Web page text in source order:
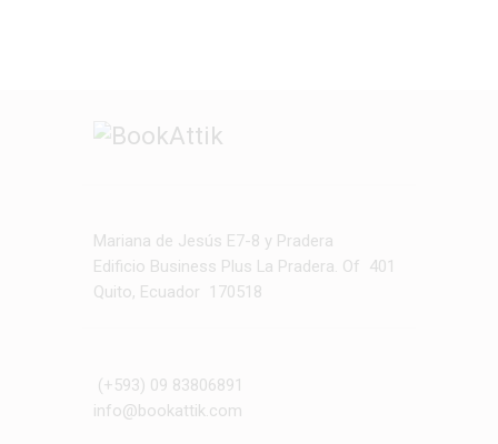
Mariana de Jesús E7-8 y Pradera
Edificio Business Plus La Pradera. Of 401
Quito, Ecuador 170518
(+593) 09 83806891
info@bookattik.com